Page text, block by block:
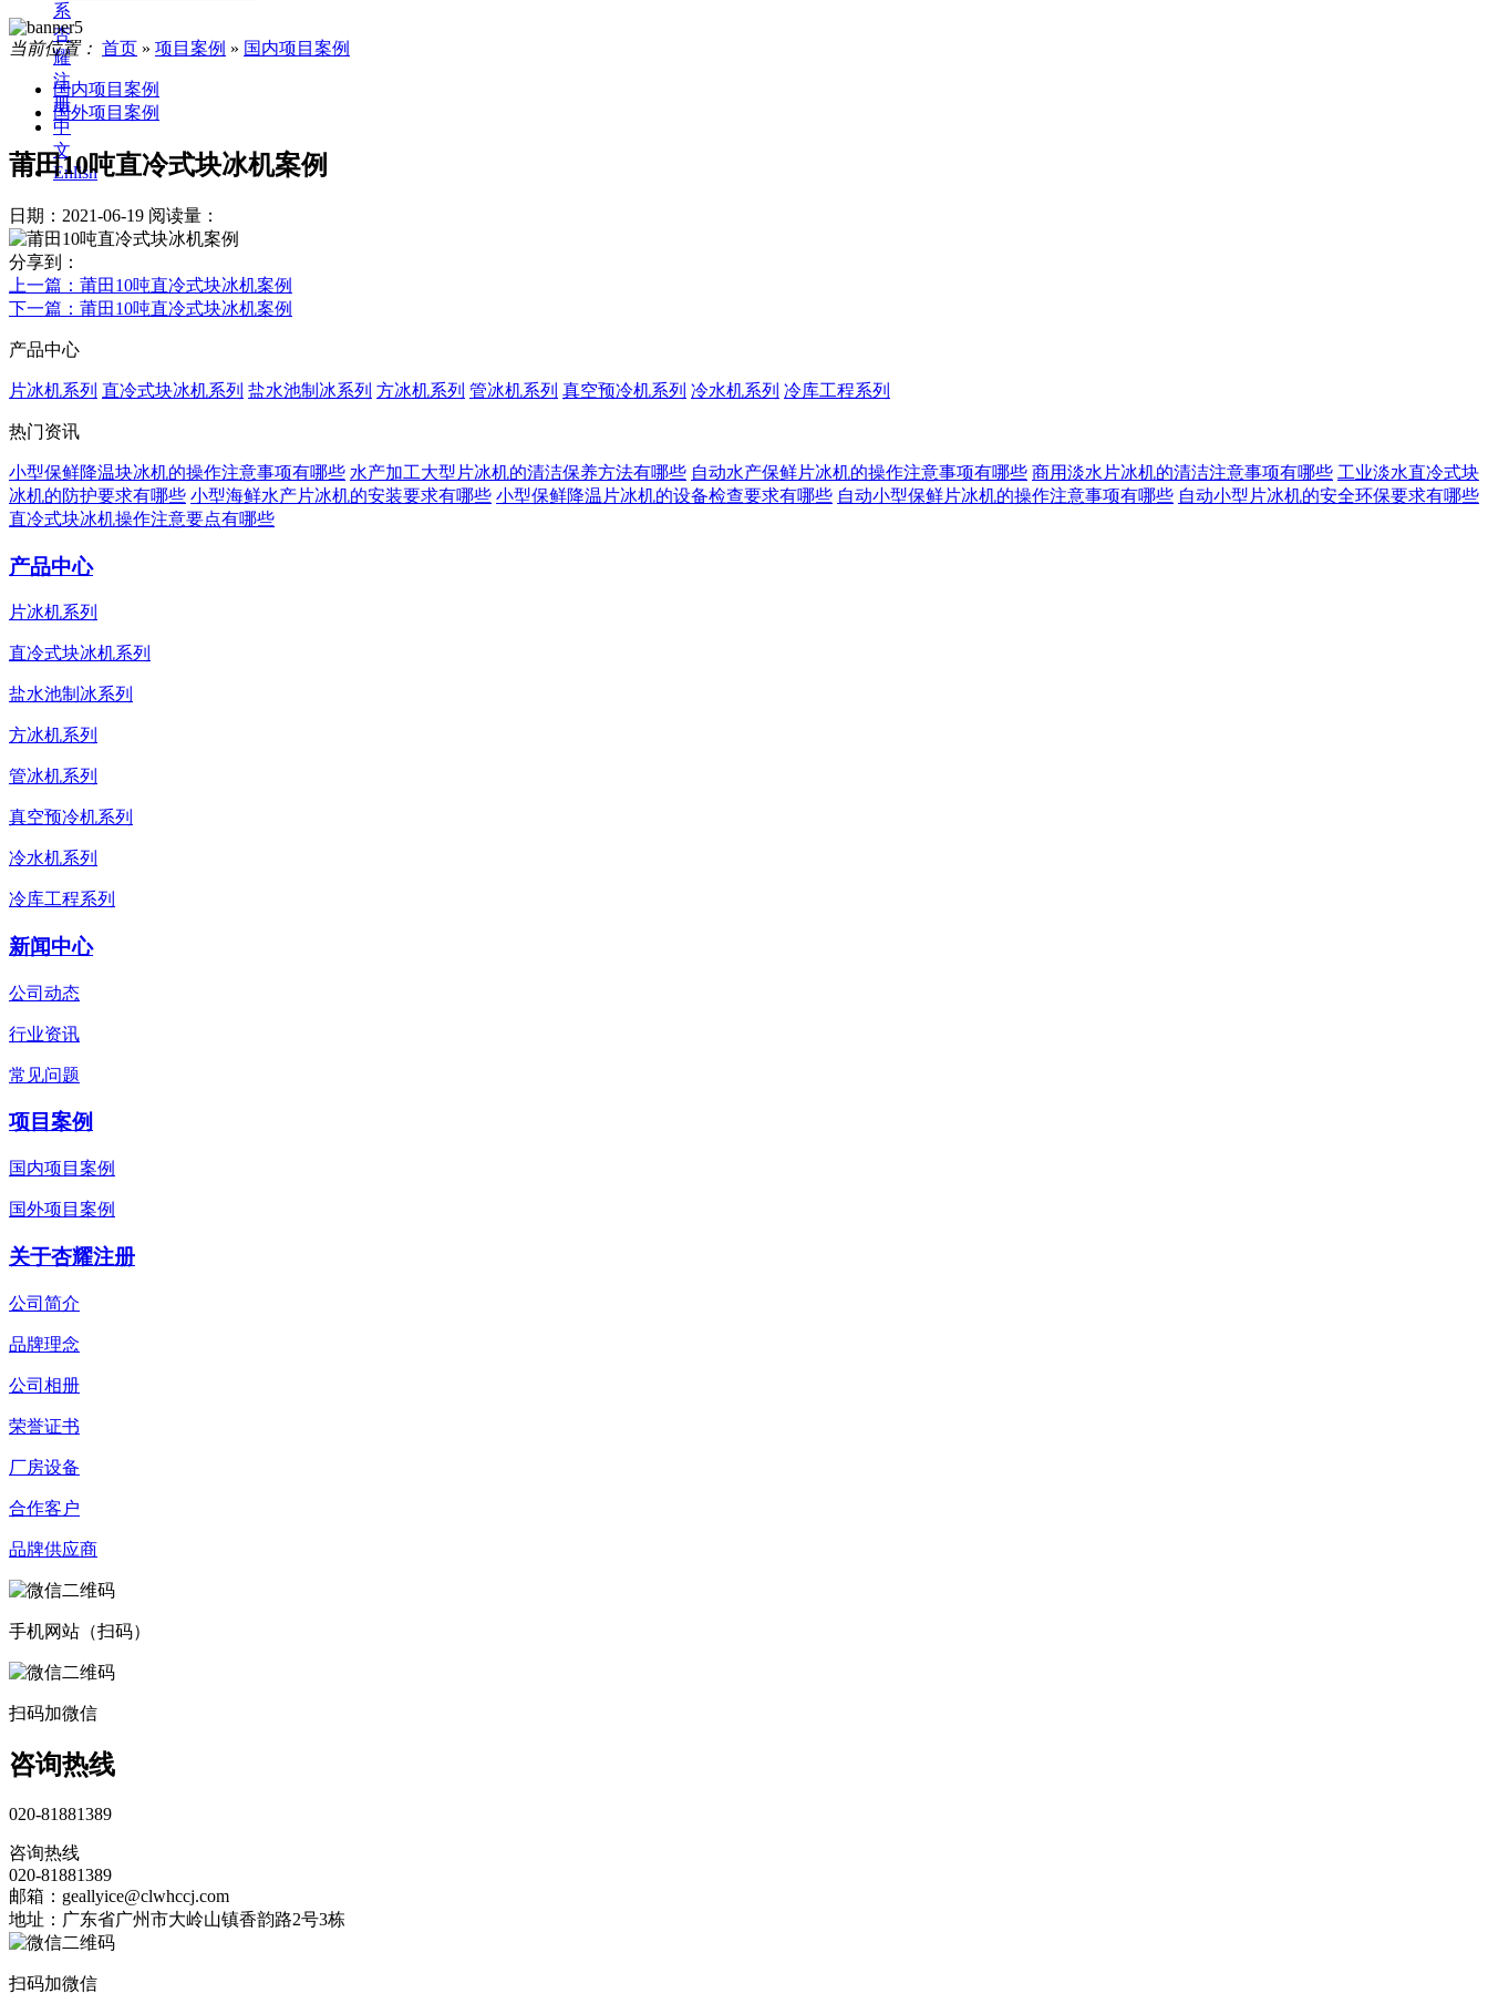
系
杏
耀
注
册
中
文
Enlish
当前位置： 首页 » 项目案例 » 国内项目案例
国内项目案例
国外项目案例
莆田10吨直冷式块冰机案例
日期：2021-06-19 阅读量：
分享到：
上一篇 ：莆田10吨直冷式块冰机案例
下一篇 ：莆田10吨直冷式块冰机案例
产品中心
片冰机系列 直冷式块冰机系列 盐水池制冰系列 方冰机系列 管冰机系列 真空预冷机系列 冷水机系列 冷库工程系列
热门资讯
小型保鲜降温块冰机的操作注意事项有哪些 水产加工大型片冰机的清洁保养方法有哪些 自动水产保鲜片冰机的操作注意事项有哪些 商用淡水片冰机的清洁注意事项有哪些 工业淡水直冷式块
冰机的防护要求有哪些 小型海鲜水产片冰机的安装要求有哪些 小型保鲜降温片冰机的设备检查要求有哪些 自动小型保鲜片冰机的操作注意事项有哪些 自动小型片冰机的安全环保要求有哪些
直冷式块冰机操作注意要点有哪些
产品中心
片冰机系列
直冷式块冰机系列
盐水池制冰系列
方冰机系列
管冰机系列
真空预冷机系列
冷水机系列
冷库工程系列
新闻中心
公司动态
行业资讯
常见问题
项目案例
国内项目案例
国外项目案例
关于杏耀注册
公司简介
品牌理念
公司相册
荣誉证书
厂房设备
合作客户
品牌供应商
手机网站（扫码）
扫码加微信
咨询热线
020-81881389
咨询热线
020-81881389
邮箱：geallyice@clwhccj.com
地址：广东省广州市大岭山镇香韵路2号3栋
扫码加微信